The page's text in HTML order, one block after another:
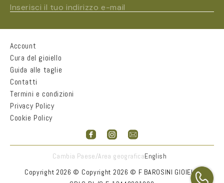
Inserisci il tuo indirizzo e-mail
Nome e Cognome*
Città
Email*
informativa sulla privacy
Account
Cura del gioiello
Guida alle taglie
Contatti
Termini e condizioni
Privacy Policy
Cookie Policy
Cambia Paese/Area geograficaEnglish
Copyright 2026 © Copyright 2026 © F BAROSINI GIOIELLI